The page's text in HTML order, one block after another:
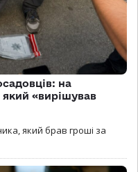
на
«вирішував
який брав гроші за